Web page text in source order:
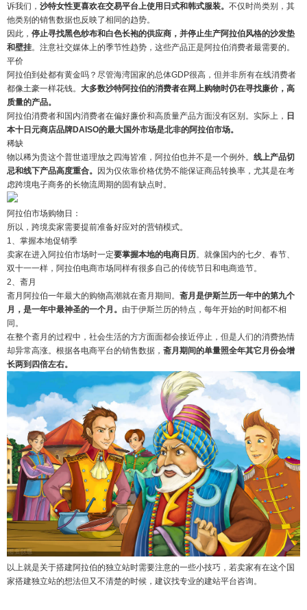
诉我们， 沙特女性更喜欢在交易平台上使用日式和韩式服装。 不仅时尚类别，其
他类别的销售数据也反映了相同的趋势。
因此， 停止寻找黑色纱布和白色长袍的供应商，并停止生产阿拉伯风格的沙发垫
和壁挂。注意社交媒体上的季节性趋势，这些产品正是阿拉伯消费者最需要的。
平价
阿拉伯到处都有黄金吗？尽管海湾国家的总体GDP很高，但并非所有在线消费者
都像土豪一样花钱。 大多数沙特阿拉伯的消费者在网上购物时仍在寻找廉价，高
质量的产品。
阿拉伯消费者和国内消费者在偏好廉价和高质量产品方面没有区别。实际上， 日
本十日元商店品牌DAISO的最大国外市场是北非的阿拉伯市场。
稀缺
物以稀为贵这个普世道理放之四海皆准，阿拉伯也并不是一个例外。 线上产品切
忌和线下产品高度重合。 因为仅依靠价格优势不能保证商品转换率，尤其是在考
虑跨境电子商务的长物流周期的固有缺点时。
阿拉伯市场购物日：
所以，跨境卖家需要提前准备好应对的营销模式。
1、掌握本地促销季
卖家在进入阿拉伯市场时一定要掌握本地的电商日历。就像国内的七夕、春节、
双十一一样，阿拉伯电商市场同样有很多自己的传统节日和电商造节。
2、斋月
斋月阿拉伯一年最大的购物高潮就在斋月期间。 斋月是伊斯兰历一年中的第九个
月，是一年中最神圣的一个月。 由于伊斯兰历的特点，每年开始的时间都不相
同。
在整个斋月的过程中，社会生活的方方面面都会接近停止，但是人们的消费热情
却异常高涨。根据各电商平台的销售数据， 斋月期间的单量照全年其它月份会增
长两到四倍左右。
以上就是关于搭建阿拉伯的独立站时需要注意的一些小技巧，若卖家有在这个国
家搭建独立站的想法但又不清楚的时候，建议找专业的建站平台咨询。